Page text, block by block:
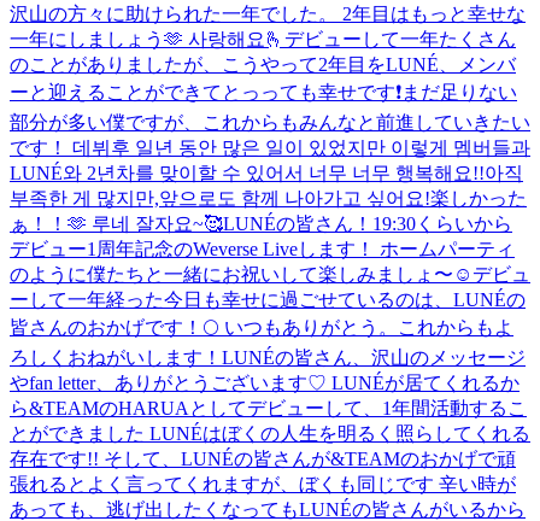
沢山の方々に助けられた一年でした。 2年目はもっと幸せな
一年にしましょう🫶 사랑해요🫰 デビューして一年たくさん
のことがありましたが、こうやって2年目をLUNÉ、メンバ
ーと迎えることができてとっっても幸せです❗まだ足りない
部分が多い僕ですが、これからもみんなと前進していきたい
です！ 데뷔후 일년 동안 많은 일이 있었지만 이렇게 멤버들과
LUNÉ와 2년차를 맞이할 수 있어서 너무 너무 행복해요!!아직
부족한 게 많지만,앞으로도 함께 나아가고 싶어요!楽しかった
ぁ！！🫶 루네 잘자요~🥰LUNÉの皆さん！19:30くらいから
デビュー1周年記念のWeverse Liveします！ ホームパーティ
のように僕たちと一緒にお祝いして楽しみましょ〜☺️ デビュ
ーして一年経った今日も幸せに過ごせているのは、LUNÉの
皆さんのおかげです！🌕 いつもありがとう。これからもよ
ろしくおねがいします！ LUNÉの皆さん、沢山のメッセージ
やfan letter、ありがとうございます♡ LUNÉが居てくれるか
ら&TEAMのHARUAとしてデビューして、1年間活動するこ
とができました LUNÉはぼくの人生を明るく照らしてくれる
存在です!! そして、LUNÉの皆さんが&TEAMのおかげで頑
張れるとよく言ってくれますが、ぼくも同じです 辛い時が
あっても、逃げ出したくなってもLUNÉの皆さんがいるから